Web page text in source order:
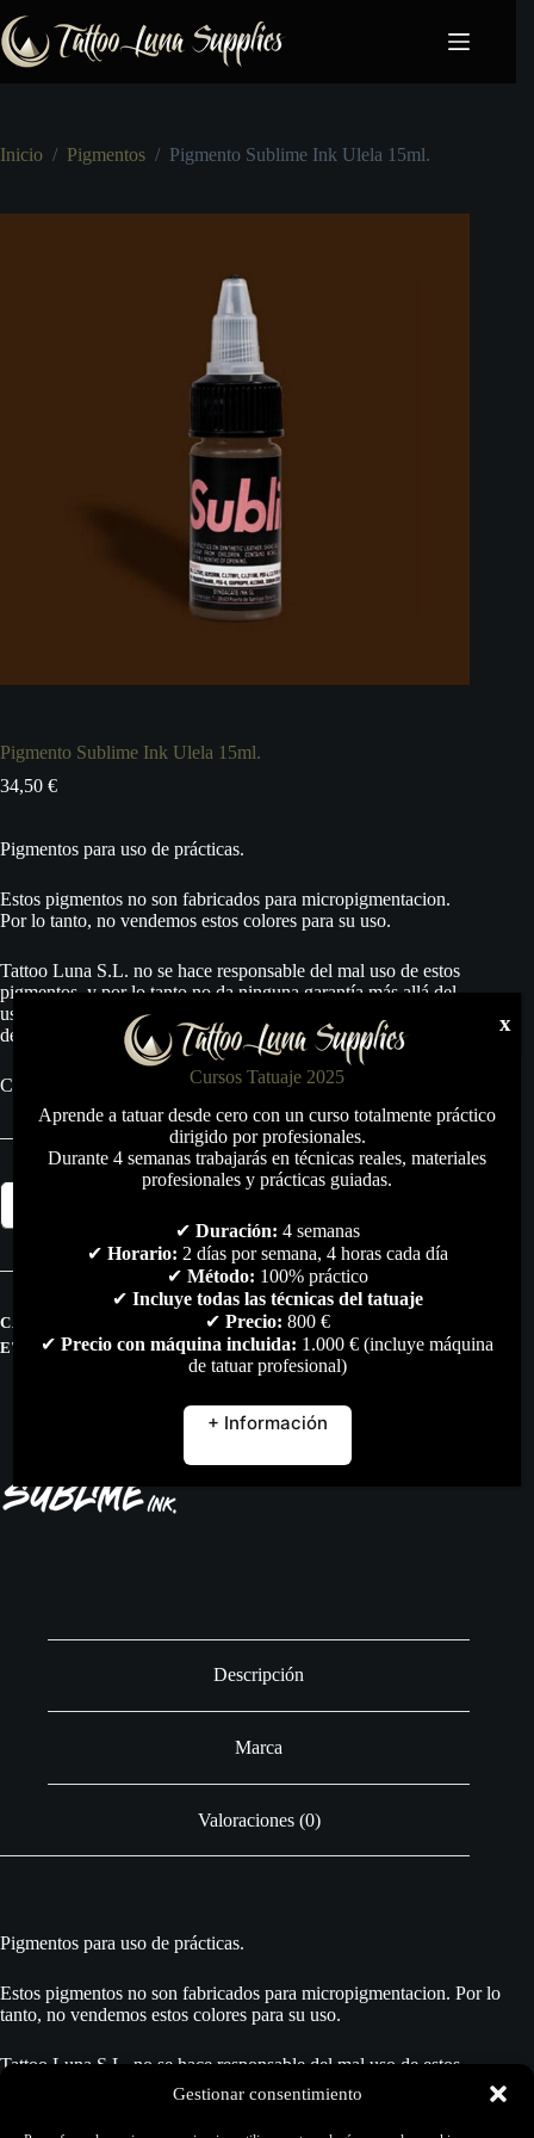
Gestionar consentimiento
al
contenido
Inicio / Pigmentos / Pigmento Sublime Ink Ulela 15ml.
Pigmento Sublime Ink Ulela 15ml.
34,50 €
Pigmentos para uso de prácticas.
Estos pigmentos no son fabricados para micropigmentacion.
Por lo tanto, no vendemos estos colores para su uso.
Tattoo Luna S.L. no se hace responsable del mal uso de estos
pigmentos, y por lo tanto no da ninguna garantía más allá del
uso adecuado para el trazo en pieles sintéticas, fin al que está
destinado este producto.
Cantidad: 15 ml.
Pigmento
Ink
15ml.
CATEGORÍAS: PIGMENTOS, TODO
ETIQUETAS:MICROPIGMENTACION,PIGMENTOS
Descripción
Marca
Valoraciones (0)
Pigmentos para uso de prácticas.
Estos pigmentos no son fabricados para micropigmentacion. Por lo
tanto, no vendemos estos colores para su uso.
Tattoo Luna S.L. no se hace responsable del mal uso de estos
pigmentos, y por lo tanto no da ninguna garantía más allá del uso
adecuado para el trazo en pieles sintéticas, fin al que está destinado
Cursos Tatuaje 2025
Aprende a tatuar desde cero con un curso totalmente práctico
dirigido por profesionales.
Durante 4 semanas trabajarás en técnicas reales, materiales
profesionales y prácticas guiadas.
✔ Duración: 4 semanas
✔ Horario: 2 días por semana, 4 horas cada día
✔ Método: 100% práctico
✔ Incluye todas las técnicas del tatuaje
✔ Precio: 800 €
✔ Precio con máquina incluida: 1.000 € (incluye máquina
de tatuar profesional)
+ Información
x